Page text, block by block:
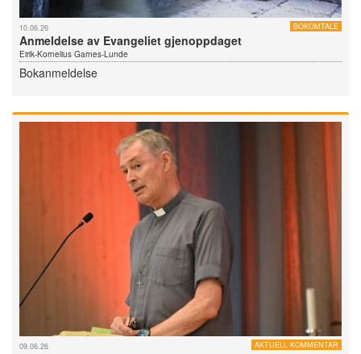
10.06.26 BOKOMTALE
Anmeldelse av Evangeliet gjenoppdaget
Eirik-Kornelius Garnes-Lunde
Bokanmeldelse
09.06.26 AKTUELL KOMMENTAR